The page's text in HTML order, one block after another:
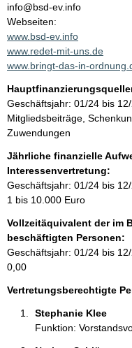
n
t
a
k
t
n
f
o
r
m
a
t
i
n
e
n
:
info@bsd-ev.info
Webseiten:
www.bsd-ev.info
www.redet-mit-uns.de
www.bringt-das-in-
Geschäftsjahr: 01/24 bis
Mitgliedsbeiträge,
Zuwendungen
Jährliche finanzielle
Interessenvertretung:
Geschäftsjahr: 01/24 bis
1 bis 10.000 Euro
Vollzeitäquivalent der im
beschäftigten Personen:
Geschäftsjahr: 01/24 bis
0,00
Vertretungsberechtigte
Stephanie Klee
Funktion: